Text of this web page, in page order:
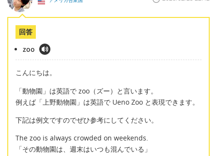
回答
zoo
こんにちは。
「動物園」は英語で zoo（ズー）と言います。
例えば「上野動物園」は英語で Ueno Zoo と表現できます。
下記は例文ですのでぜひ参考にしてください。
The zoo is always crowded on weekends.
「その動物園は、週末はいつも混んでいる」